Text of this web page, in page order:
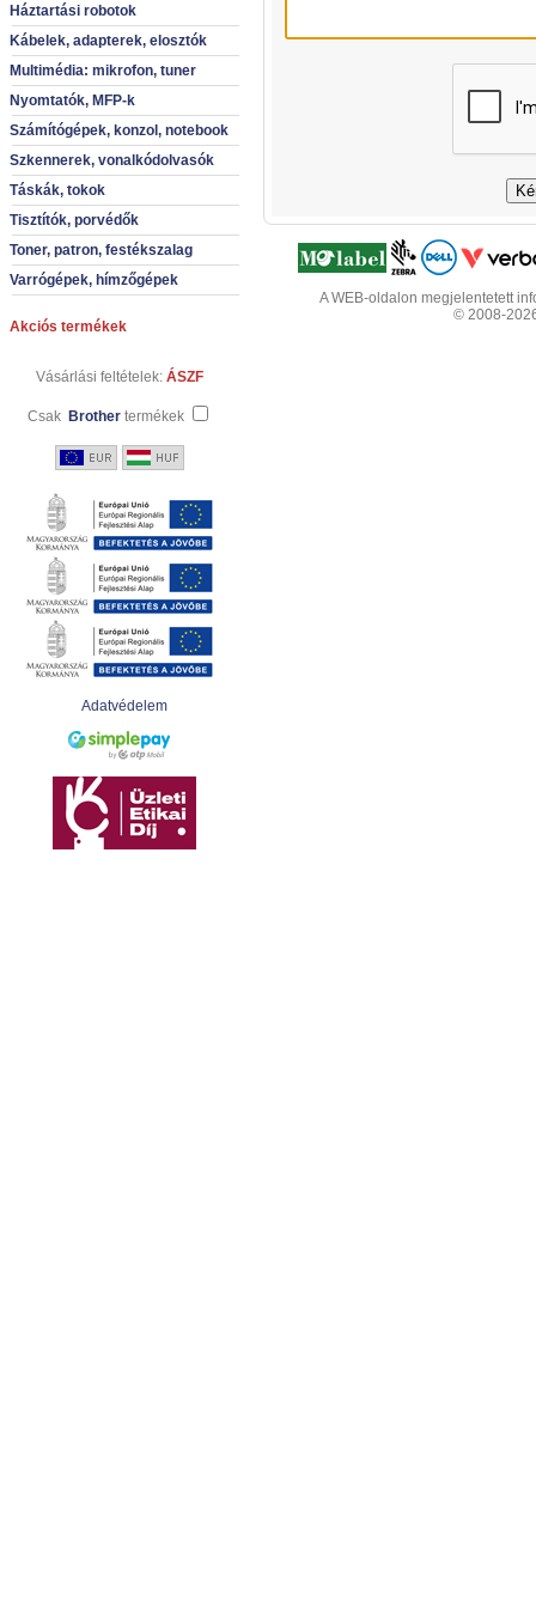
Háztartási robotok
Kábelek, adapterek, elosztók
Multimédia: mikrofon, tuner
Nyomtatók, MFP-k
Számítógépek, konzol, notebook
Szkennerek, vonalkódolvasók
Táskák, tokok
Tisztítók, porvédők
Toner, patron, festékszalag
Varrógépek, hímzőgépek
Akciós termékek
Vásárlási feltételek: ÁSZF
Csak Brother termékek
Adatvédelem
A WEB-oldalon megjelentetett
© 2008-